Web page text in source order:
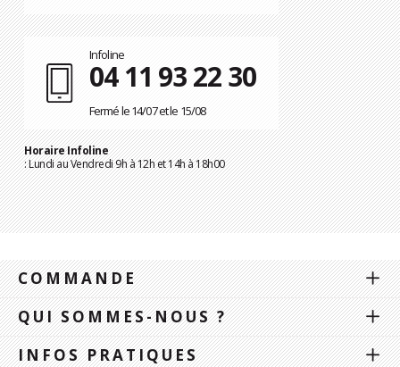
Infoline
04 11 93 22 30
Fermé le 14/07 et le 15/08
Horaire Infoline
: Lundi au Vendredi 9h à 12h et 14h à 18h00
COMMANDE
QUI SOMMES-NOUS ?
INFOS PRATIQUES